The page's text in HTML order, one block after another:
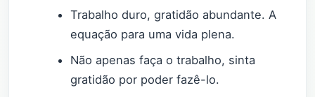
Trabalho duro, gratidão abundante. A
equação para uma vida plena.
Não apenas faça o trabalho, sinta
gratidão por poder fazê-lo.